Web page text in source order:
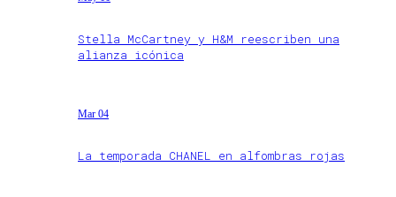
Stella McCartney y H&M reescriben una
alianza icónica
Mar 04
La temporada CHANEL en alfombras rojas